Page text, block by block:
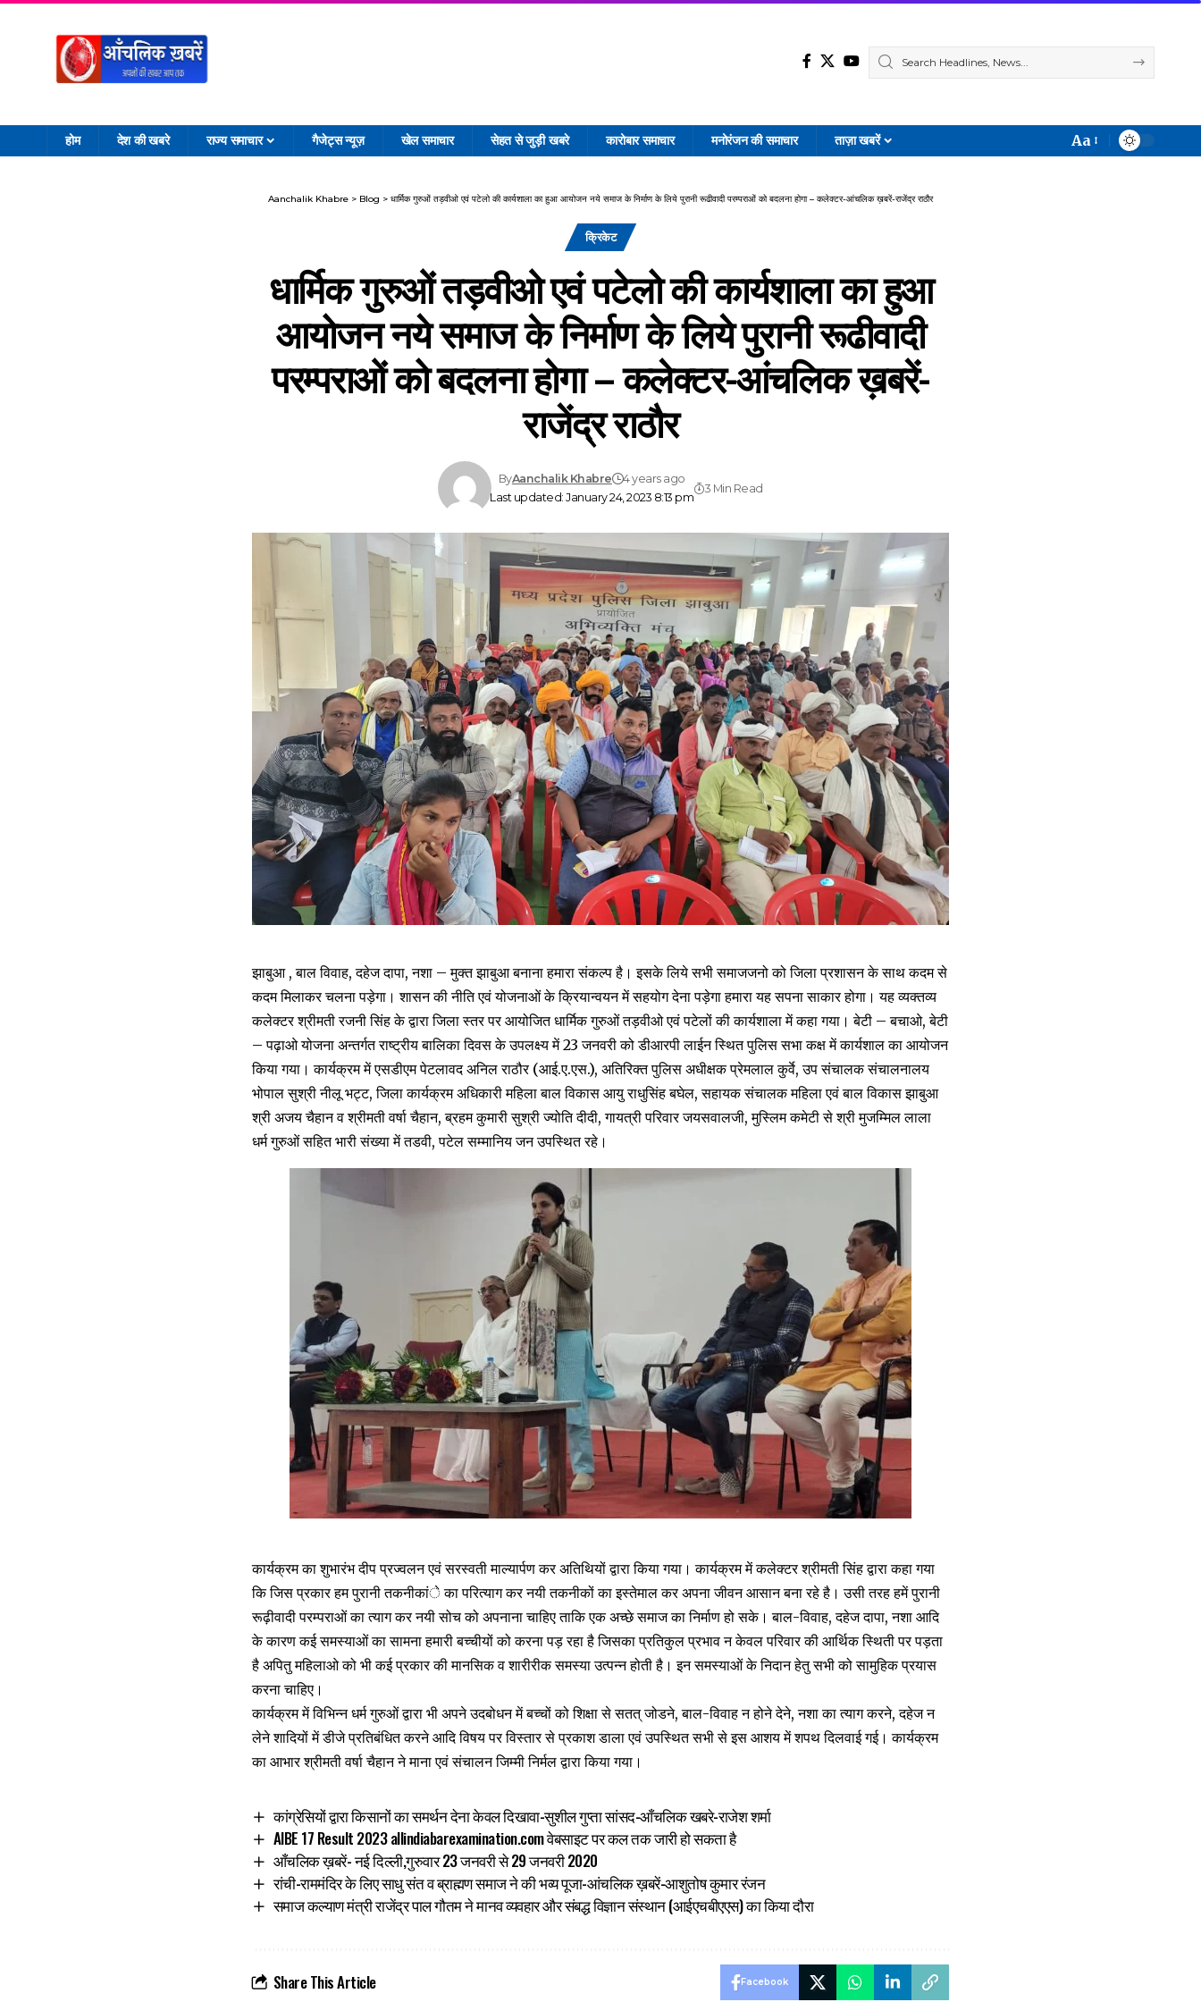
होम देश की खबरे राज्य समाचार गैजेट्स न्यूज़ खेल समाचार सेहत से जुड़ी खबरे कारोबार समाचार मनोरंजन की समाचार ताज़ा खबरें
Font
Aa
Aanchalik Khabre > Blog > धार्मिक गुरुओं तड़वीओ एवं पटेलो की कार्यशाला का हुआ आयोजन नये समाज के निर्माण के लिये पुरानी रूढीवादी परम्पराओं को बदलना होगा – कलेक्टर-आंचलिक ख़बरें-राजेंद्र राठौर
क्रिकेट
धार्मिक गुरुओं तड़वीओ एवं पटेलो की कार्यशाला का हुआ
आयोजन नये समाज के निर्माण के लिये पुरानी रूढीवादी
परम्पराओं को बदलना होगा – कलेक्टर-आंचलिक ख़बरें-
राजेंद्र राठौर
Last updated: January 24, 2023 8:13 pm
ByAanchalik Khabre 4 years ago
3 Min Read
झाबुआ , बाल विवाह, दहेज दापा, नशा – मुक्त झाबुआ बनाना हमारा संकल्प है। इसके लिये सभी समाजजनो को जिला प्रशासन के साथ कदम से
कदम मिलाकर चलना पड़ेगा। शासन की नीति एवं योजनाओं के क्रियान्वयन में सहयोग देना पड़ेगा हमारा यह सपना साकार होगा। यह व्यक्तव्य
कलेक्टर श्रीमती रजनी सिंह के द्वारा जिला स्तर पर आयोजित धार्मिक गुरुओं तड़वीओ एवं पटेलों की कार्यशाला में कहा गया। बेटी – बचाओ, बेटी
– पढ़ाओ योजना अन्तर्गत राष्ट्रीय बालिका दिवस के उपलक्ष्य में 23 जनवरी को डीआरपी लाईन स्थित पुलिस सभा कक्ष में कार्यशाल का आयोजन
किया गया। कार्यक्रम में एसडीएम पेटलावद अनिल राठौर (आई.ए.एस.), अतिरिक्त पुलिस अधीक्षक प्रेमलाल कुर्वे, उप संचालक संचालनालय
भोपाल सुश्री नीलू भट्ट, जिला कार्यक्रम अधिकारी महिला बाल विकास आयु राधुसिंह बघेल, सहायक संचालक महिला एवं बाल विकास झाबुआ
श्री अजय चैहान व श्रीमती वर्षा चैहान, ब्रहम कुमारी सुश्री ज्योति दीदी, गायत्री परिवार जयसवालजी, मुस्लिम कमेटी से श्री मुजम्मिल लाला
धर्म गुरुओं सहित भारी संख्या में तडवी, पटेल सम्मानिय जन उपस्थित रहे।
कार्यक्रम का शुभारंभ दीप प्रज्वलन एवं सरस्वती माल्यार्पण कर अतिथियों द्वारा किया गया। कार्यक्रम में कलेक्टर श्रीमती सिंह द्वारा कहा गया
कि जिस प्रकार हम पुरानी तकनीकांे का परित्याग कर नयी तकनीकों का इस्तेमाल कर अपना जीवन आसान बना रहे है। उसी तरह हमें पुरानी
रूढ़ीवादी परम्पराओं का त्याग कर नयी सोच को अपनाना चाहिए ताकि एक अच्छे समाज का निर्माण हो सके। बाल-विवाह, दहेज दापा, नशा आदि
के कारण कई समस्याओं का सामना हमारी बच्चीयों को करना पड़ रहा है जिसका प्रतिकुल प्रभाव न केवल परिवार की आर्थिक स्थिती पर पड़ता
है अपितु महिलाओ को भी कई प्रकार की मानसिक व शारीरीक समस्या उत्पन्न होती है। इन समस्याओं के निदान हेतु सभी को सामुहिक प्रयास
करना चाहिए।
कार्यक्रम में विभिन्न धर्म गुरुओं द्वारा भी अपने उदबोधन में बच्चों को शिक्षा से सतत् जोडने, बाल-विवाह न होने देने, नशा का त्याग करने, दहेज न
लेने शादियों में डीजे प्रतिबंधित करने आदि विषय पर विस्तार से प्रकाश डाला एवं उपस्थित सभी से इस आशय में शपथ दिलवाई गई। कार्यक्रम
का आभार श्रीमती वर्षा चैहान ने माना एवं संचालन जिम्मी निर्मल द्वारा किया गया।
कांग्रेसियों द्वारा किसानों का समर्थन देना केवल दिखावा-सुशील गुप्ता सांसद-आँचलिक खबरे-राजेश शर्मा
AIBE 17 Result 2023 allindiabarexamination.com वेबसाइट पर कल तक जारी हो सकता है
आँचलिक ख़बरें- नई दिल्ली,गुरुवार 23 जनवरी से 29 जनवरी 2020
रांची-राममंदिर के लिए साधु संत व ब्राह्मण समाज ने की भव्य पूजा-आंचलिक ख़बरें-आशुतोष कुमार रंजन
समाज कल्याण मंत्री राजेंद्र पाल गौतम ने मानव व्यवहार और संबद्ध विज्ञान संस्थान (आईएचबीएएस) का किया दौरा
Share This Article Facebook